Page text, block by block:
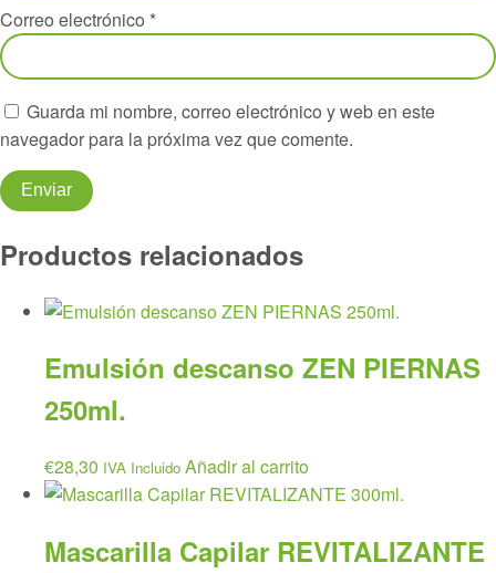
Correo electrónico *
Guarda mi nombre, correo electrónico y web en este
navegador para la próxima vez que comente.
Productos relacionados
Emulsión descanso ZEN PIERNAS
250ml.
€28,30 IVA Incluido Añadir al carrito
Mascarilla Capilar REVITALIZANTE